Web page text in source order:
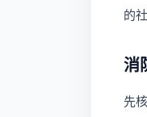
的
消
先